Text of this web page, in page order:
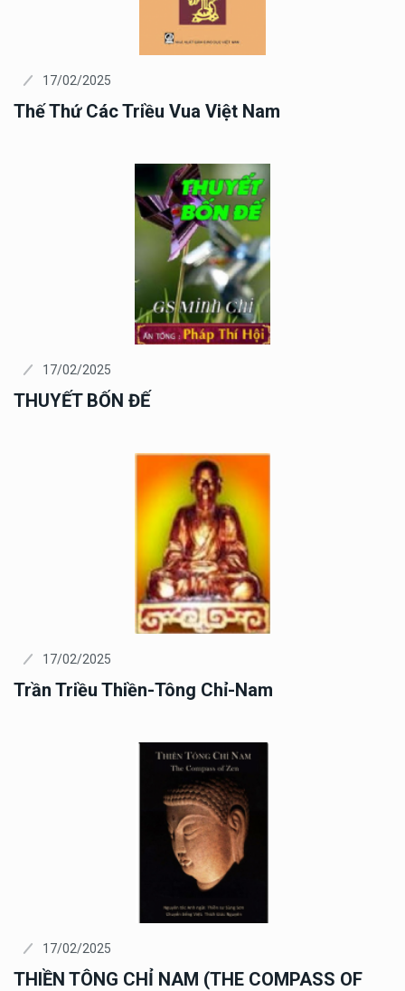
17/02/2025
Thế Thứ Các Triều Vua Việt Nam
17/02/2025
THUYẾT BỐN ĐẾ
17/02/2025
Trần Triều Thiền-Tông Chỉ-Nam
17/02/2025
THIỀN TÔNG CHỈ NAM (THE COMPASS OF